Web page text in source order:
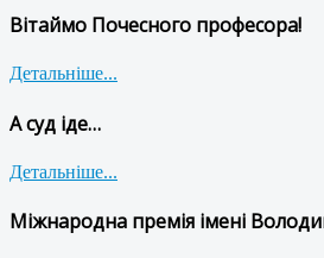
Вітаймо Почесного професора!
Детальніше...
А суд іде…
Детальніше...
Міжнародна премія імені